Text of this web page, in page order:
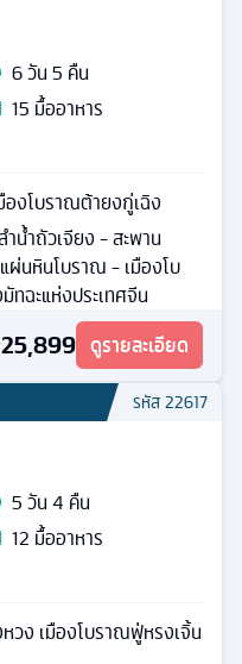
6วัน5 คืน
15 มื้ออาหาร
องโบราณต้ายงกู่เฉิง
น้ำถัวเจียง - สะพาน
ผ่นหินโบราณ - เมืองโบ
ฉะแห่งประเทศจีน
25,899 ดูรายละเอียด
รหัส22617